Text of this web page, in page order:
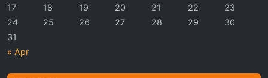
« Apr
17
18 19 20 21 22
23
24
25 26 27 28 29
30
31